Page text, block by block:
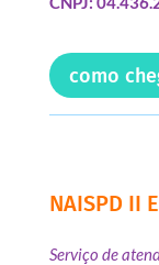
como
NAISPD II
Serviço de